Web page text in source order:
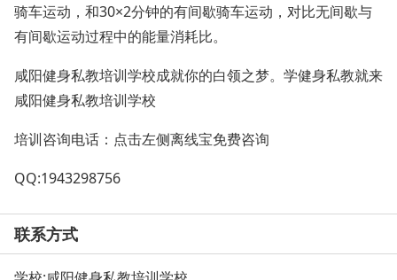
骑车运动，和30×2分钟的有间歇骑车运动，对比无间歇与
有间歇运动过程中的能量消耗比。
咸阳健身私教培训学校成就你的白领之梦。学健身私教就来
咸阳健身私教培训学校
培训咨询电话：点击左侧离线宝免费咨询
QQ:1943298756
联系方式